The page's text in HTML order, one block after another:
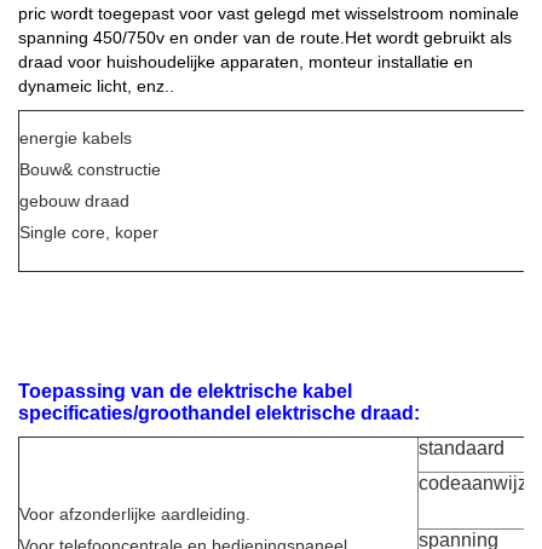
pric wordt toegepast voor vast gelegd met wisselstroom nominale
spanning 450/750v en onder van de route. Het wordt gebruikt als
draad voor huishoudelijke apparaten, monteur installatie en
dynameic licht, enz..
energie kabels
Bouw& constructie
gebouw draad
Single core, koper
Toepassing van de elektrische kabel
specificaties/groothandel elektrische draad :
Voor afzonderlijke aardleiding.
standaard
code
spanning